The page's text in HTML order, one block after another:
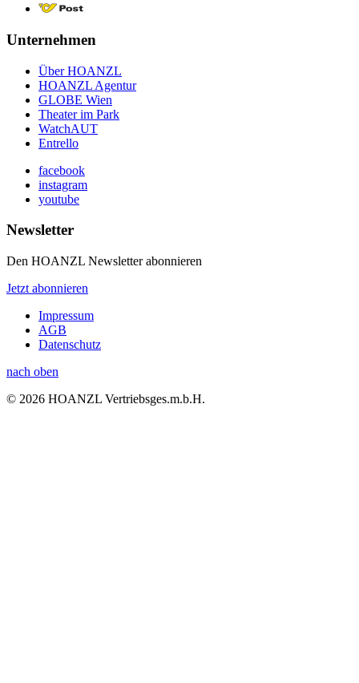
Unternehmen
Über HOANZL
HOANZL Agentur
GLOBE Wien
Theater im Park
WatchAUT
Entrello
facebook
instagram
youtube
Newsletter
Den HOANZL Newsletter abonnieren
Jetzt abonnieren
Impressum
AGB
Datenschutz
nach oben
© 2026 HOANZL Vertriebsges.m.b.H.